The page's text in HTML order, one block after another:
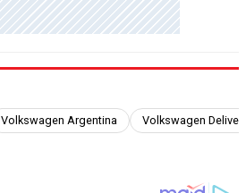
Volkswagen Argentina Volkswagen